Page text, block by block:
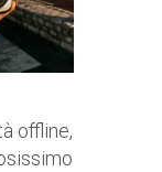
offline,